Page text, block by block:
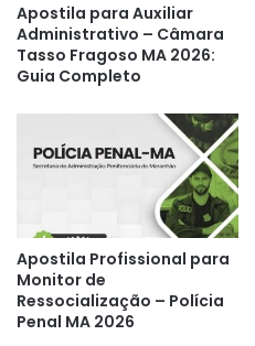
Apostila para Auxiliar
Administrativo – Câmara
Tasso Fragoso MA 2026:
Guia Completo
Apostila Profissional para
Monitor de
Ressocialização – Polícia
Penal MA 2026